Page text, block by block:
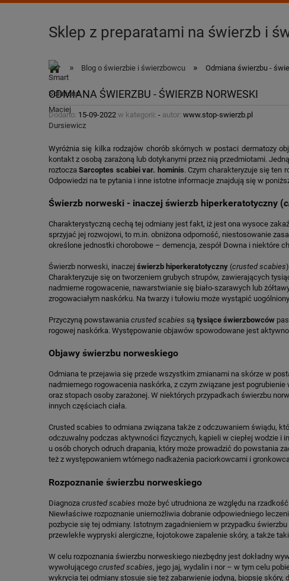
Sklep z preparatami na świerzb i
» Blog o świerzbie i świerzbowcu » Odmiana świerzbu -
ODMIANA ŚWIERZBU - ŚWIERZB NORWESKI
Dodano: 15-09-2022 w kategorii: - autor: www.stop-swierzb.pl
Wyróżnia się kilka rodzajów chorób skórnych w postaci dermatozy
kontakt z osobą zarażoną lub dotykanymi przez nią przedmiotami.
roztoczaSarcoptes scabiei var. hominis. Czym charakteryzuje się ten
Odpowiedzi na te pytania i inne istotne informacje znajdują się w
Świerzb norweski - inaczej świerzb hiperkeratotyczny (
Charakterystyczną cechą tej odmiany jest fakt, iż jest ona wysoce
sprzyjać jej rozwojowi, to m.in. obniżona odporność, niestosowanie
określone jednostki chorobowe – demencja, zespół Downa i niektóre
Świerzb norweski, inaczej świerzb hiperkeratotyczny (crusted scabies
Charakteryzuje się on tworzeniem grubych strupów, zawierających
nadmierne rogowacenie, nawarstwianie się biało-szarawych lub
zrogowaciałym naskórku. Na twarzy i tułowiu może wystąpić
Przyczyną powstawania crusted scabies są tysiące świerzbowców
rogowej naskórka. Występowanie objawów spowodowane jest
Objawy świerzbu norweskiego
Odmiana te przejawia się przede wszystkim zmianami na skórze w
nadmiernego rogowacenia naskórka, z czym związane jest
oraz stopach osoby zarażonej. W niektórych przypadkach świerzbu
innych częściach ciała.
Crusted scabies to odmiana związana także z odczuwaniem świądu,
odczuwalny podczas aktywności fizycznych, kąpieli w ciepłej wodzie i
u osób chorych odruch drapania, który może prowadzić do powstania
też z występowaniem wtórnego nadkażenia paciorkowcami i
Rozpoznanie świerzbu norweskiego
Diagnoza crusted scabies może być utrudniona ze względu na
Niewłaściwe rozpoznanie uniemożliwia dobranie odpowiedniego
pozbycie się tej odmiany. Istotnym zagadnieniem w przypadku
przewlekłe wypryski alergiczne, łojotokowe zapalenie skóry, a także
W celu rozpoznania świerzbu norweskiego niezbędny jest dokładny
wywołującego crusted scabies, jego jaj, wydalin i nor – w tym celu
wykrycia tej odmiany stosuje się też zabarwienie jodyną, biopsję